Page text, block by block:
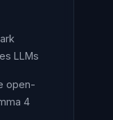
LLMs
open-
4